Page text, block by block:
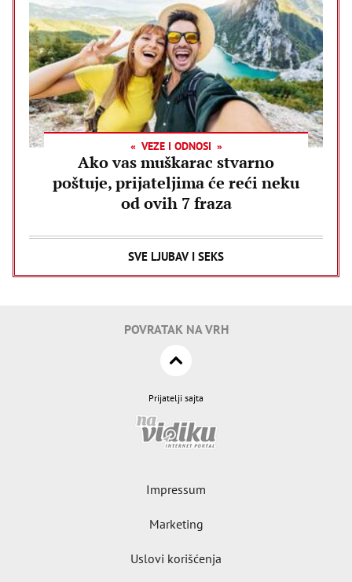
VEZE I ODNOSI
Ako vas muškarac stvarno
poštuje, prijateljima će reći neku
od ovih 7 fraza
SVE LJUBAV I SEKS
POVRATAK NA VRH
Prijatelji sajta
Impressum
Marketing
Uslovi korišćenja